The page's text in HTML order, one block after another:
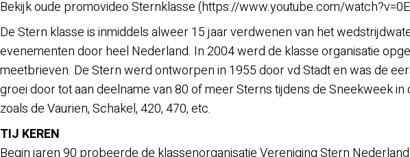
Bekijk oude promovideo Sternklasse (https://www.youtube.com/
De Stern klasse is inmiddels alweer 15 jaar verdwenen van het
evenementen door heel Nederland. In 2004 werd de klasse organisatie
meetbrieven. De Stern werd ontworpen in 1955 door vd Stadt en was de
groei door tot aan deelname van 80 of meer Sterns tijdens de Sneekweek
zoals de Vaurien, Schakel, 420, 470, etc.
TIJ KEREN
Begin jaren 90 probeerde de klassenorganisatie Vereniging Stern